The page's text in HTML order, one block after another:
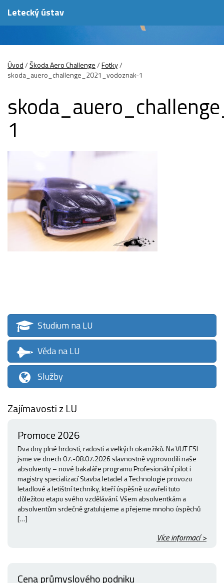
Letecký ústav
Úvod/Škoda Aero Challenge/Fotky/
skoda_auero_challenge_2021_vodoznak-1
1
Studium na LU
Věda na LU
Služby
Zajímavosti z LU
Promoce 2026
Dva dny plné hrdosti, radosti a velkých okamžiků. Na VUT FSI
jsme ve dnech 07.-08.07.2026 slavnostně vyprovodili naše
absolventy – nové bakaláře programu Profesionální pilot i
magistry specializací Stavba letadel a Technologie provozu
letadlové a letištní techniky, kteří úspěšně uzavřeli tuto
důležitou etapu svého vzdělávání. Všem absolventkám a
absolventům srdečně gratulujeme a přejeme mnoho úspěchů
[…]
Více informací >
Cena průmyslového podniku